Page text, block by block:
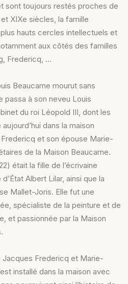
sont toujours restés proches de
XIXe siècles, la famille
hauts cercles intellectuels et
aux côtés des familles
Fredericq, …
Beaucarne mourut sans
passa à son neveu Louis
du roi Léopold III, dont les
dans la maison
et son épouse Marie-
de la Maison Beaucarne.
était la fille de l’écrivaine
Albert Lilar, ainsi que la
Mallet-Joris. Elle fut une
spécialiste de la peinture et de
et passionnée par la Maison
Jacques Fredericq et Marie-
installé dans la maison avec